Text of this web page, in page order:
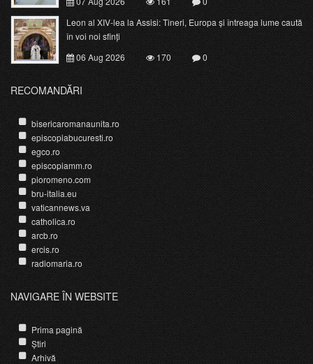
Leon al XIV-lea la Assisi: Tineri, Europa și întreaga lume caută
în voi noi sfinți
06 Aug 2026
170 0
RECOMANDĂRI
bisericaromanaunita.ro
episcopiabucuresti.ro
egco.ro
episcopiamm.ro
pioromeno.com
bru-italia.eu
vaticannews.va
catholica.ro
arcb.ro
ercis.ro
radiomaria.ro
NAVIGARE ÎN WEBSITE
Prima pagină
Știri
Arhivă